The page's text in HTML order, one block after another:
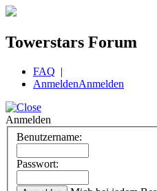
Towerstars Forum
FAQ |
AnmeldenAnmelden
Anmelden
Benutzername:
Passwort: